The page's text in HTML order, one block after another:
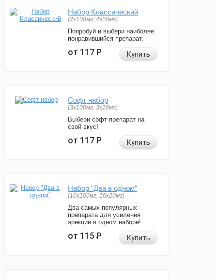
Набор Классический
(2x100мг, 4x20мг)
Попробуй и выбери наиболее
понравившийся препарат.
от 117Р Купить
Софт набор
(3x100мг, 3x20мг)
Выбери софт-препарат на
свой вкус!
от 117Р Купить
Набор "Два в одном"
(10x100мг, 10x20мг)
Два самых популярных
препарата для усиления
эрекции в одном наборе!
от 115Р Купить